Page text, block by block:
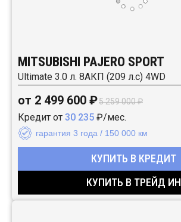
MITSUBISHI PAJERO SPORT
Ultimate 3.0 л. 8АКП (209 л.с) 4WD
от 2 499 600 ₽5 259 000 ₽
Кредит от 30 235 ₽/мес.
гарантия 3 года / 150 000 км
КУПИТЬ В КРЕДИТ
КУПИТЬ В ТРЕЙД ИН